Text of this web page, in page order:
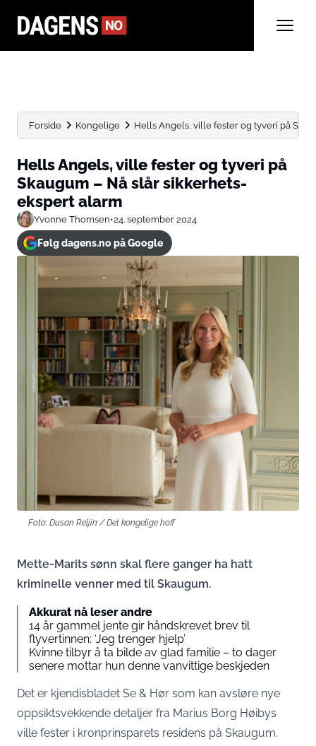
Forside Kongelige Hells Angels, ville fester og tyveri på
Hells Angels, ville fester og tyveri på
Skaugum – Nå slår sikkerhets-
ekspert alarm
Yvonne Thomsen•24. september 2024
Følg dagens.no på Google
Foto: Dusan Reljin / Det kongelige hoff
Mette-Marits sønn skal flere ganger ha hatt
kriminelle venner med til Skaugum.
Akkurat nå leser andre
14 år gammel jente gir håndskrevet brev til
flyvertinnen: ‘Jeg trenger hjelp’
Kvinne tilbyr å ta bilde av glad familie – to dager
senere mottar hun denne vanvittige beskjeden
Det er kjendisbladet Se & Hør som kan avsløre nye
oppsiktsvekkende detaljer fra Marius Borg Høibys
ville fester i kronprinsparets residens på Skaugum.